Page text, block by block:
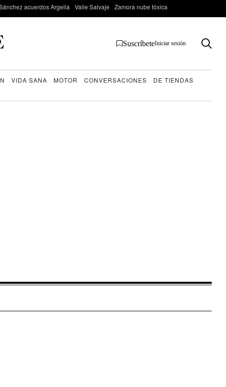
acuerdos Argelia Valle Salvaje Zamora nube tóxica
SuscríbeteIniciar sesión
VIDA SANA MOTOR CONVERSACIONES
DE TIENDAS